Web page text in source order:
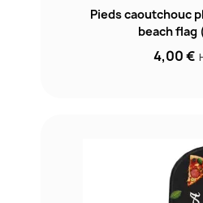
Pieds caoutchouc
beach flag
4,00 €